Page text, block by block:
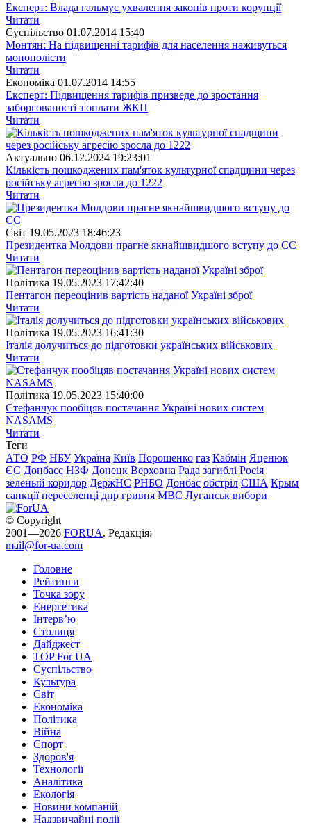
Експерт: Влада гальмує ухвалення законів проти корупції
Читати
Суспiльство 01.07.2014 15:40
Монтян: На підвищенні тарифів для населення наживуться
монополісти
Читати
Економіка 01.07.2014 14:55
Експерт: Підвищення тарифів призведе до зростання
заборгованості з оплати ЖКП
Читати
Актуально 06.12.2024 19:23:01
Кількість пошкоджених пам'яток культурної спадщини через
російську агресію зросла до 1222
Читати
Свiт 19.05.2023 18:46:23
Президентка Молдови прагне якнайшвидшого вступу до ЄС
Читати
Полiтика 19.05.2023 17:42:40
Пентагон переоцінив вартість наданої Україні зброї
Читати
Полiтика 19.05.2023 16:41:30
Італія долучиться до підготовки українських військових
Читати
Полiтика 19.05.2023 15:40:00
Стефанчук пообіцяв постачання Україні нових систем
NASAMS
Читати
Теги
АТО РФ НБУ Україна Київ Порошенко газ Кабмін Яценюк
ЄС Донбасс НЗФ Донецк Верховна Рада загиблі Росія
зеленый коридор ДержНС РНБО Донбас обстріл США Крым
санкції переселенці днр гривня МВС Луганськ вибори
© Copyright
2001—2026 FORUA. Редакція:
mail@for-ua.com
Головне
Рейтинги
Точка зору
Енергетика
Інтерв’ю
Столиця
Дайджест
TOP For UA
Суспiльство
Культура
Світ
Економіка
Політика
Війна
Спорт
Здоров'я
Технології
Аналітика
Екологія
Новини компаній
Надзвичайні події